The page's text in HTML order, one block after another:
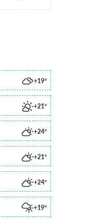
+19°
+21°
+24°
+21°
+24°
+19°